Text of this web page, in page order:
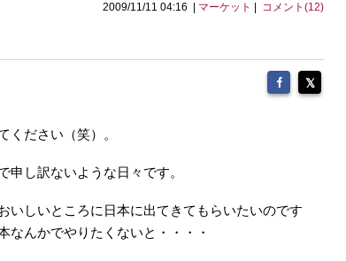
2009/11/11 04:16 | マーケット コメント(12)
ください（笑）。
し訳ないような日々です。
いしいところに日本に出てきてもらいたいのです
なんかでやりたくないと・・・・